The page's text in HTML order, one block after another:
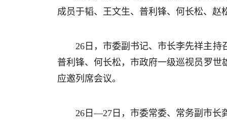
成员于韬、王文生、普利锋、何长松、
26日，市委副书记、市长李先祥主
普利锋、何长松，市政府一级巡视员罗
应邀列席会议。
26日—27日，市委常委、常务副市长